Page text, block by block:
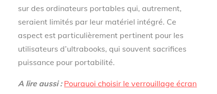
sur des ordinateurs portables qui, autrement,
seraient limités par leur matériel intégré. Ce
aspect est particulièrement pertinent pour les
utilisateurs d’ultrabooks, qui souvent sacrifices
puissance pour portabilité.
A lire aussi : Pourquoi choisir le verrouillage écran